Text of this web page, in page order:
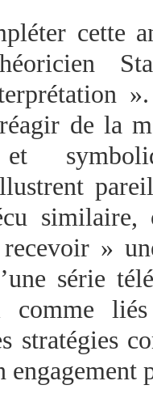
cette
de la
similaire,
»
série
comme
stratégies